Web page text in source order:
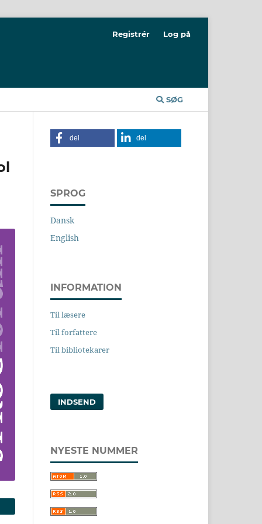
SØG
Registrér Log på
del del
SPROG
Dansk
English
INFORMATION
Til læsere
Til forfattere
Til bibliotekarer
INDSEND
NYESTE NUMMER